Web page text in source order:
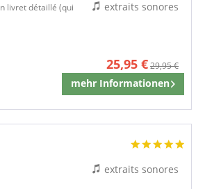
livret détaillé (qui
25,95 €29,95 €
mehr Informationen
Mémoriser
extraits sonores
extraits sonores